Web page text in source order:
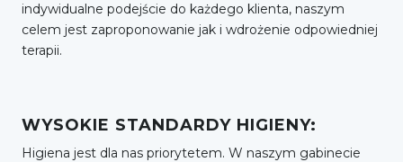
indywidualne podejście do każdego klienta, naszym
celem jest zaproponowanie jak i wdrożenie odpowiedniej
terapii.
WYSOKIE STANDARDY HIGIENY:
Higiena jest dla nas priorytetem. W naszym gabinecie